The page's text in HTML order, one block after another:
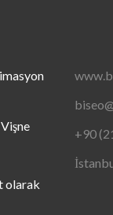
olarak
+90